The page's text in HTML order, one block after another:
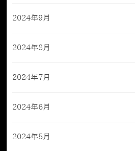
2024年9月
2024年8月
2024年7月
2024年6月
2024年5月